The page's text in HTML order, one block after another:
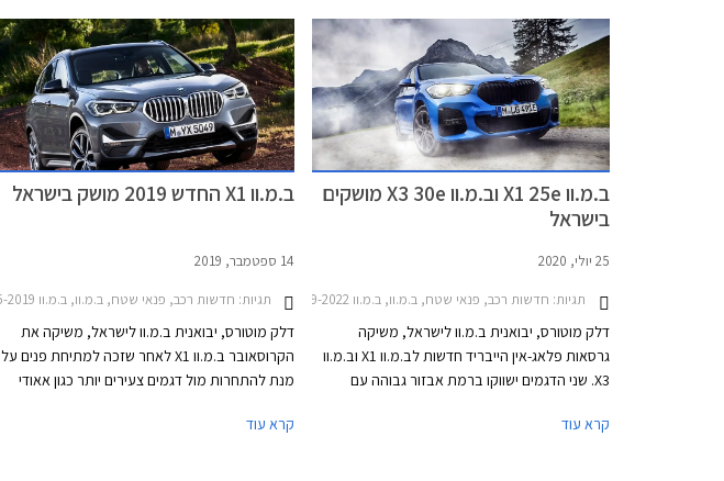
למכירה באמצעות אתר אינטרנט ייעודי. המעבר
במחיר גרסת הכניסה שתוצע מעתה במחיר של החל
מ- 275,000 ₪.
בגרסה חשמלית מלאה העונה לשם ב.מ.וו iX1 כחלק
מהחזון של ב.מ.וו למכירת 2 מיליון כלי רכב חשמליים
עד שנת 2025.
ב.מ.וו X1 25e וב.מ.וו X3 30e מושקים
בישראל
25 יולי, 2020
תגיות: חדשות רכב, פנאי שטח, ב.מ.וו, ב.מ.וו X1 2019-2022, ב.מ.וו X3 2018-2021, ב.מ.וו X3 xDrive30e 2.0 טורבו PHEV 292hp M-Sport אוטומט 2020-2021, ב.מ.וו X1 xDrive25e 1.5 טורבו PHEV 220hp M-Sport אוטומט 2020-2022מחירון רכב
דלק מוטורס, יבואנית ב.מ.וו לישראל, משיקה
גרסאות פלאג-אין הייבריד חדשות לב.מ.וו X1 וב.מ.וו
X3. שני הדגמים ישווקו ברמת אבזור גבוהה עם
קרא עוד
ב.מ.וו X1 החדש 2019 מושק בישראל
14 ספטמבר, 2019
תגיות: חדשות רכב, פנאי שטח, ב.מ.וו, ב.מ.וו X1 2015-2019מחירון רכב
דלק מוטורס, יבואנית ב.מ.וו לישראל, משיקה את
הקרוסאובר ב.מ.וו X1 לאחר שזכה למתיחת פנים על
מנת להתחרות מול דגמים צעירים יותר כגון אאודי
הפנים הובלט גריל הכליות המסורתי למימדי ענק,
קרא עוד